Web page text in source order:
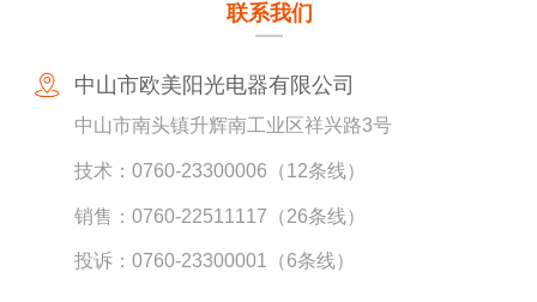
联系我们
中山市欧美阳光电器有限公司
中山市南头镇升辉南工业区祥兴路3号
技术：0760-23300006（12条线）
销售：0760-22511117（26条线）
投诉：0760-23300001（6条线）